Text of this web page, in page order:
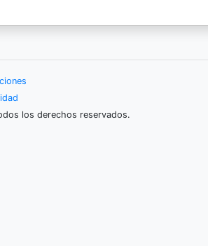
los derechos reservados.